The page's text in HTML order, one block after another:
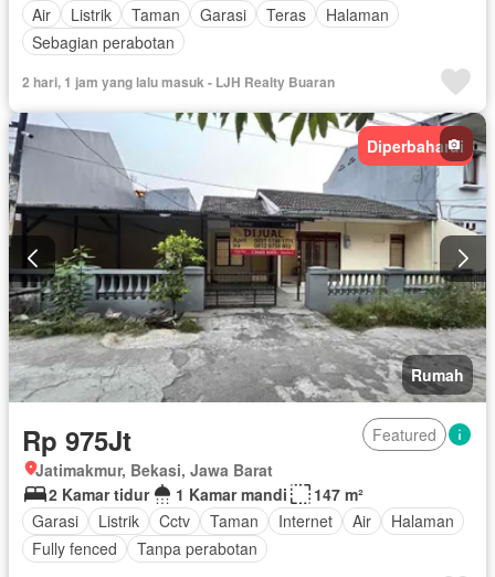
Air
Listrik Taman Garasi Teras
Halaman
Sebagian perabotan
2 hari, 1 jam yang lalu masuk - LJH Realty Buaran
Diperbaharui
Rumah
Rp 975Jt
Featured
Jatimakmur, Bekasi, Jawa Barat
2 Kamar tidur
1 Kamar mandi
147 m²
Garasi
Listrik Cctv Taman Internet Air
Halaman
Fully fenced
Tanpa perabotan